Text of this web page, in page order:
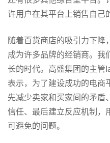
许用户在其平台上销售自己
随着百货商店的吸引力下降
成为许多品牌的经销商。我
长的时代。高盛集团的主管
表示，为了建设成功的电商
先减少卖家和买家间的矛盾
信任、最后建立反应机制，
可避免的问题。